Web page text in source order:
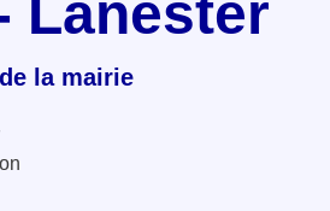
Lanester
la mairie